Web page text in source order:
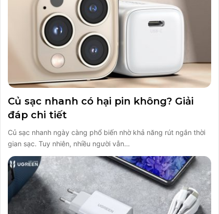
Củ sạc nhanh có hại pin không? Giải
đáp chi tiết
Củ sạc nhanh ngày càng phổ biến nhờ khả năng rút ngắn thời
gian sạc. Tuy nhiên, nhiều người vẫn…